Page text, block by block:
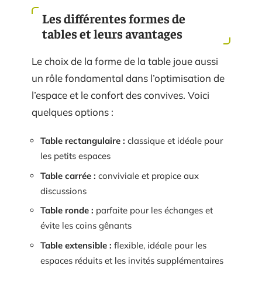
Les différentes formes de
tables et leurs avantages
Le choix de la forme de la table joue aussi
un rôle fondamental dans l’optimisation de
l’espace et le confort des convives. Voici
quelques options :
Table rectangulaire : classique et idéale pour
les petits espaces
Table carrée : conviviale et propice aux
discussions
Table ronde : parfaite pour les échanges et
évite les coins gênants
Table extensible : flexible, idéale pour les
espaces réduits et les invités supplémentaires